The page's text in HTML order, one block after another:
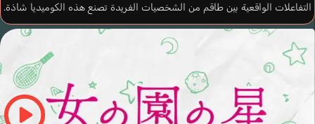
التفاعلات الواقعية بين طاقم من الشخصيات الفريدة تصنع هذه الكوميديا شاذة.